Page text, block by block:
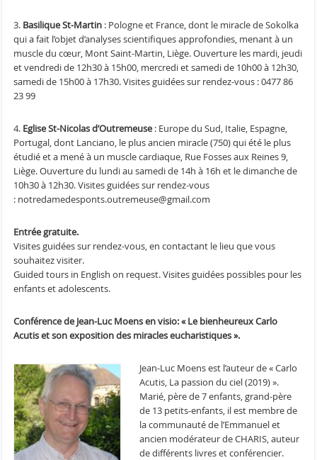
3. Basilique St-Martin: Pologne et France, dont le miracle de Sokolka
qui a fait l’objet d’analyses scientifiques approfondies, menant à un
muscle du cœur, Mont Saint-Martin, Liège. Ouverture les mardi, jeudi
et vendredi de 12h30 à 15h00, mercredi et samedi de 10h00 à 12h30,
samedi de 15h00 à 17h30. Visites guidées sur rendez-vous : 0477 86
23 99
4. Eglise St-Nicolas d’Outremeuse: Europe du Sud, Italie, Espagne,
Portugal, dont Lanciano, le plus ancien miracle (750) qui été le plus
étudié et a mené à un muscle cardiaque, Rue Fosses aux Reines 9,
Liège. Ouverture du lundi au samedi de 14h à 16h et le dimanche de
10h30 à 12h30. Visites guidées sur rendez-vous
: notredamedesponts.outremeuse@gmail.com
Entrée gratuite.
Visites guidées sur rendez-vous, en contactant le lieu que vous
souhaitez visiter.
Guided tours in English on request. Visites guidées possibles pour les
enfants et adolescents.
Conférence de Jean-Luc Moens en visio: « Le bienheureux Carlo
Acutis et son exposition des miracles eucharistiques ».
Jean-Luc Moens est l’auteur de « Carlo
Acutis, La passion du ciel (2019) ».
Marié, père de 7 enfants, grand-père
de 13 petits-enfants, il est membre de
la communauté de l’Emmanuel et
ancien modérateur de CHARIS, auteur
de différents livres et conférencier.